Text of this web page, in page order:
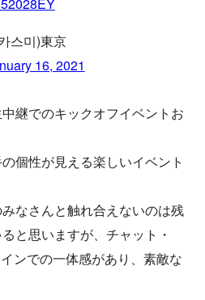
스미)東京
16, 2021
継でのキックオフイベントお
個性が見える楽しいイベント
なさんと触れ合えないのは残
と思いますが、チャット・
ンでの一体感があり、素敵な